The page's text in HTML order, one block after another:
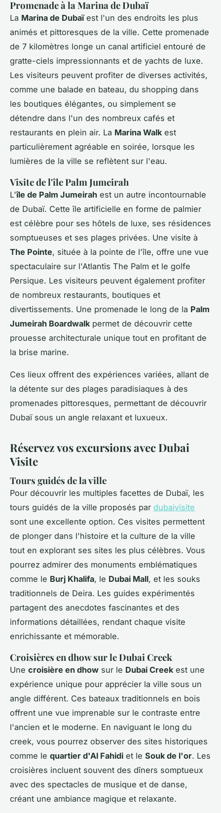
Promenade à la Marina de Dubaï
La Marina de Dubaïest l'un des endroits les plus
animés et pittoresques de la ville. Cette promenade
de 7 kilomètres longe un canal artificiel entouré de
gratte-ciels impressionnants et de yachts de luxe.
Les visiteurs peuvent profiter de diverses activités,
comme une balade en bateau, du shopping dans
les boutiques élégantes, ou simplement se
détendre dans l'un des nombreux cafés et
restaurants en plein air. La Marina Walk est
particulièrement agréable en soirée, lorsque les
lumières de la ville se reflètent sur l'eau.
Visite de l'île Palm Jumeirah
L'île de Palm Jumeirah est un autre incontournable
de Dubaï. Cette île artificielle en forme de palmier
est célèbre pour ses hôtels de luxe, ses résidences
somptueuses et ses plages privées. Une visite à
The Pointe, située à la pointe de l'île, offre une vue
spectaculaire sur l'Atlantis The Palm et le golfe
Persique. Les visiteurs peuvent également profiter
de nombreux restaurants, boutiques et
divertissements. Une promenade le long de la Palm
Jumeirah Boardwalk permet de découvrir cette
prouesse architecturale unique tout en profitant de
la brise marine.
Ces lieux offrent des expériences variées, allant de
la détente sur des plages paradisiaques à des
promenades pittoresques, permettant de découvrir
Dubaï sous un angle relaxant et luxueux.
Réservez vos excursions avec Dubai
Visite
Tours guidés de la ville
Pour découvrir les multiples facettes de Dubaï, les
tours guidés de la ville proposés par dubaivisite
sont une excellente option. Ces visites permettent
de plonger dans l'histoire et la culture de la ville
tout en explorant ses sites les plus célèbres. Vous
pourrez admirer des monuments emblématiques
comme le Burj Khalifa, le Dubai Mall, et les souks
traditionnels de Deira. Les guides expérimentés
partagent des anecdotes fascinantes et des
informations détaillées, rendant chaque visite
enrichissante et mémorable.
Croisières en dhow sur le Dubai Creek
Une croisière en dhow sur le Dubai Creek est une
expérience unique pour apprécier la ville sous un
angle différent. Ces bateaux traditionnels en bois
offrent une vue imprenable sur le contraste entre
l'ancien et le moderne. En naviguant le long du
creek, vous pourrez observer des sites historiques
comme le quartier d'Al Fahidi et le Souk de l'or. Les
croisières incluent souvent des dîners somptueux
avec des spectacles de musique et de danse,
créant une ambiance magique et relaxante.